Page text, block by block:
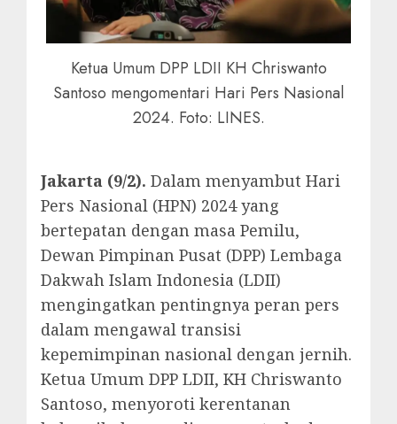
Ketua Umum DPP LDII KH Chriswanto
Santoso mengomentari Hari Pers Nasional
2024. Foto: LINES.
Jakarta (9/2). Dalam menyambut Hari
Pers Nasional (HPN) 2024 yang
bertepatan dengan masa Pemilu,
Dewan Pimpinan Pusat (DPP) Lembaga
Dakwah Islam Indonesia (LDII)
mengingatkan pentingnya peran pers
dalam mengawal transisi
kepemimpinan nasional dengan jernih.
Ketua Umum DPP LDII, KH Chriswanto
Santoso, menyoroti kerentanan